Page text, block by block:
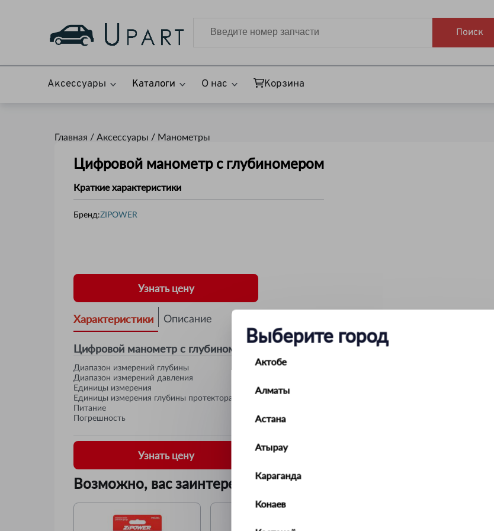
Поиск
Выберите город
Актобе
Алматы
Астана
Атырау
Караганда
Конаев
Аксессуары Каталоги О нас Корзина
Главная / Аксессуары / Манометры
Цифровой манометр с глубиномером
Краткие характеристики
Бренд:ZIPOWER
Узнать цену
Характеристики Описание
Цифровой манометр с глубиномером
Диапазон измерений глубины
Диапазон измерений давления
Единицы измерения
Единицы измерения глубины протектора
Питание
Погрешность
Узнать цену
Возможно, вас заинтересует